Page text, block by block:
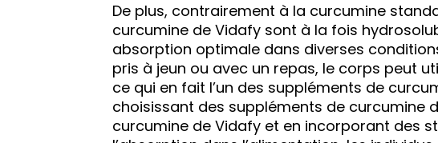
De plus, contrairement à la curcumine
curcumine de Vidafy sont à la fois
absorption optimale dans diverses
pris à jeun ou avec un repas, le corps peut
ce qui en fait l’un des suppléments de
choisissant des suppléments de curcumine
curcumine de Vidafy et en incorporant des